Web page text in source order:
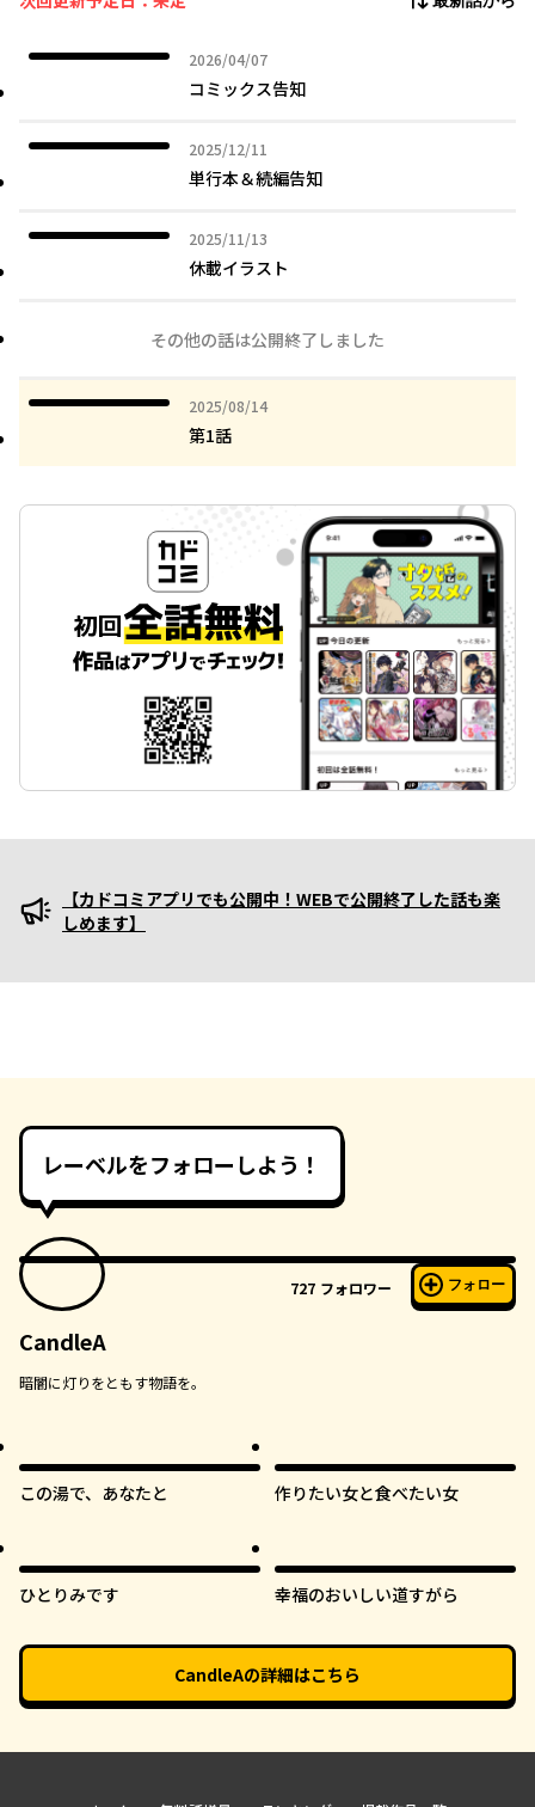
2026/04/07
2026年04月07日
コミックス告知
2025/12/11
2025年12月11日
単行本＆続編告知
2025/11/13
2025年11月13日
休載イラスト
その他の話は公開終了しました
2025/08/14
2025年08月14日
第1話
プロモーション
【カドコミアプリでも公開中！WEBで公開終了した話も楽
しめます】
レーベルをフォローしよう！
727 フォロワー フォロー
CandleA
暗闇に灯りをともす物語を。
この湯で、あなたと 作りたい女と食べたい女
ひとりみです 幸福のおいしい道すがら
CandleAの詳細はこちら